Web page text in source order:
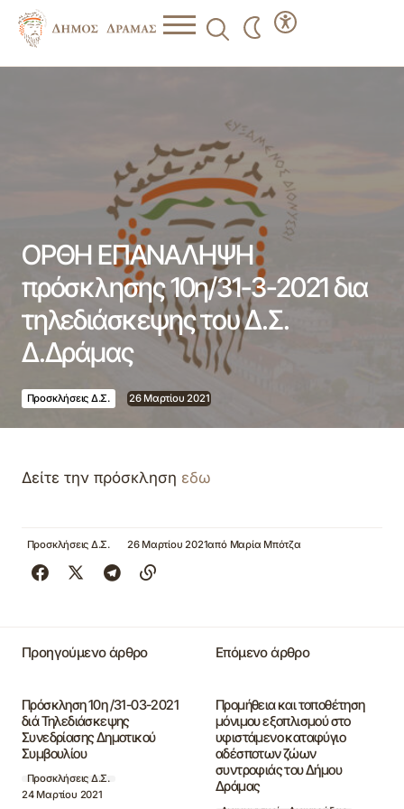
ΟΡΘΗ ΕΠΑΝΑΛΗΨΗ
πρόσκλησης 10η/31-3-2021 δια
τηλεδιάσκεψης του Δ.Σ.
Δ.Δράμας
Προσκλήσεις Δ.Σ. 26 Μαρτίου 2021
Δείτε την πρόσκληση εδω
Προσκλήσεις Δ.Σ. 26 Μαρτίου 2021από Μαρία Μπότζα
Προηγούμενο άρθρο
Πρόσκληση 10η /31-03-2021
διά Τηλεδιάσκεψης
Συνεδρίασης Δημοτικού
Συμβουλίου
Προσκλήσεις Δ.Σ.
24 Μαρτίου 2021
Επόμενο άρθρο
Προμήθεια και τοποθέτηση
μόνιμου εξοπλισμού στο
υφιστάμενο καταφύγιο
αδέσποτων ζώων
συντροφιάς του Δήμου
Δράμας